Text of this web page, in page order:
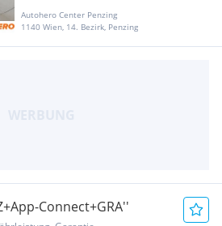
Autohero Center Penzing
1140 Wien, 14. Bezirk, Penzing
Connect+GRA''